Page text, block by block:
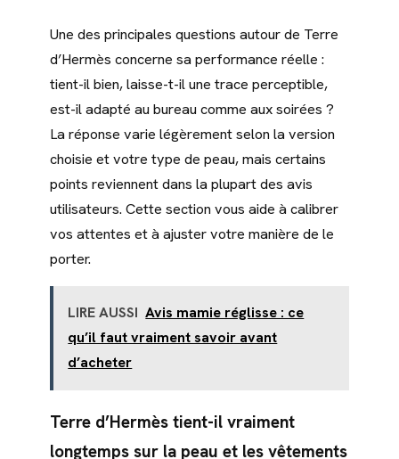
Une des principales questions autour de Terre
d’Hermès concerne sa performance réelle :
tient-il bien, laisse-t-il une trace perceptible,
est-il adapté au bureau comme aux soirées ?
La réponse varie légèrement selon la version
choisie et votre type de peau, mais certains
points reviennent dans la plupart des avis
utilisateurs. Cette section vous aide à calibrer
vos attentes et à ajuster votre manière de le
porter.
LIRE AUSSI Avis mamie réglisse : ce
qu’il faut vraiment savoir avant
d’acheter
Terre d’Hermès tient-il vraiment
longtemps sur la peau et les vêtements